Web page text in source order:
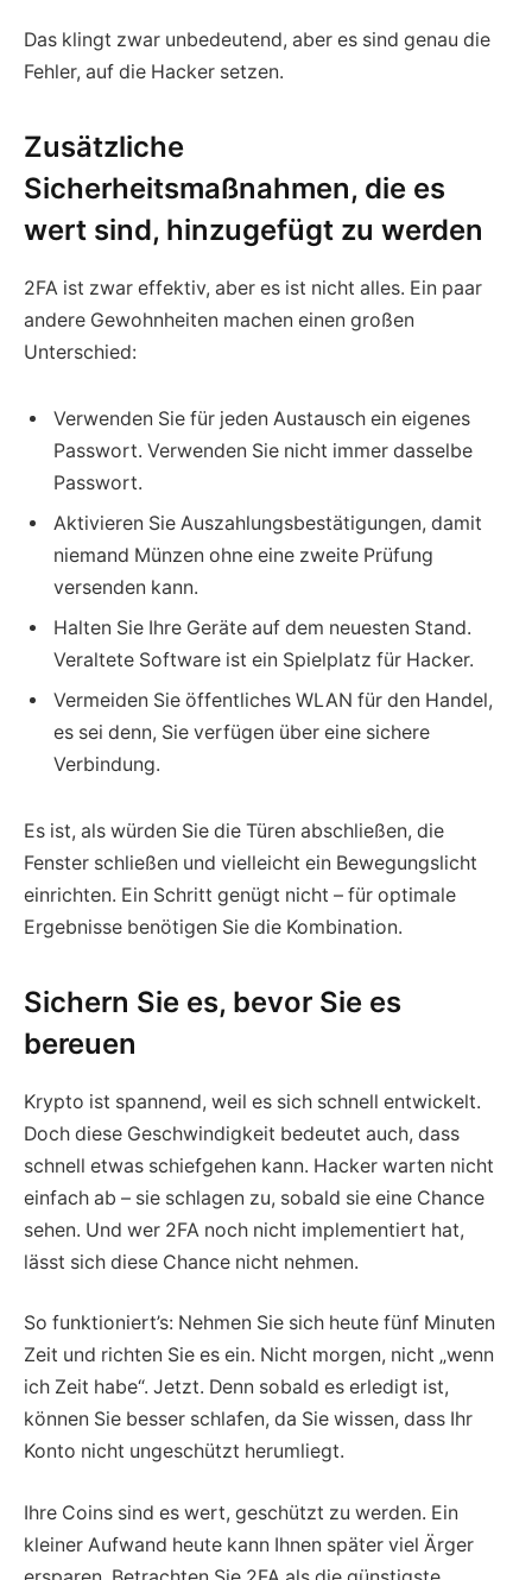
Das klingt zwar unbedeutend, aber es sind genau die
Fehler, auf die Hacker setzen.
Zusätzliche
Sicherheitsmaßnahmen, die es
wert sind, hinzugefügt zu werden
2FA ist zwar effektiv, aber es ist nicht alles. Ein paar
andere Gewohnheiten machen einen großen
Unterschied:
Verwenden Sie für jeden Austausch ein eigenes
Passwort. Verwenden Sie nicht immer dasselbe
Passwort.
Aktivieren Sie Auszahlungsbestätigungen, damit
niemand Münzen ohne eine zweite Prüfung
versenden kann.
Halten Sie Ihre Geräte auf dem neuesten Stand.
Veraltete Software ist ein Spielplatz für Hacker.
Vermeiden Sie öffentliches WLAN für den Handel,
es sei denn, Sie verfügen über eine sichere
Verbindung.
Es ist, als würden Sie die Türen abschließen, die
Fenster schließen und vielleicht ein Bewegungslicht
einrichten. Ein Schritt genügt nicht – für optimale
Ergebnisse benötigen Sie die Kombination.
Sichern Sie es, bevor Sie es
bereuen
Krypto ist spannend, weil es sich schnell entwickelt.
Doch diese Geschwindigkeit bedeutet auch, dass
schnell etwas schiefgehen kann. Hacker warten nicht
einfach ab – sie schlagen zu, sobald sie eine Chance
sehen. Und wer 2FA noch nicht implementiert hat,
lässt sich diese Chance nicht nehmen.
So funktioniert’s: Nehmen Sie sich heute fünf Minuten
Zeit und richten Sie es ein. Nicht morgen, nicht „wenn
ich Zeit habe“. Jetzt. Denn sobald es erledigt ist,
können Sie besser schlafen, da Sie wissen, dass Ihr
Konto nicht ungeschützt herumliegt.
Ihre Coins sind es wert, geschützt zu werden. Ein
kleiner Aufwand heute kann Ihnen später viel Ärger